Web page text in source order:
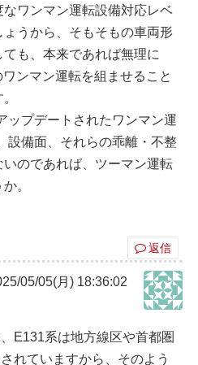
ワンマン運転設備対応レベ
うから、そもそもの車両形
も、本来であれば無理に
ンマン運転を組ませること
ップデートされたワンマン運
設備面、それらの乖離・不整
のであれば、ツーマン運転
。
返信
05/05(月) 18:36:02
E131系は地方線区や首都圏
れていますから、そのよう